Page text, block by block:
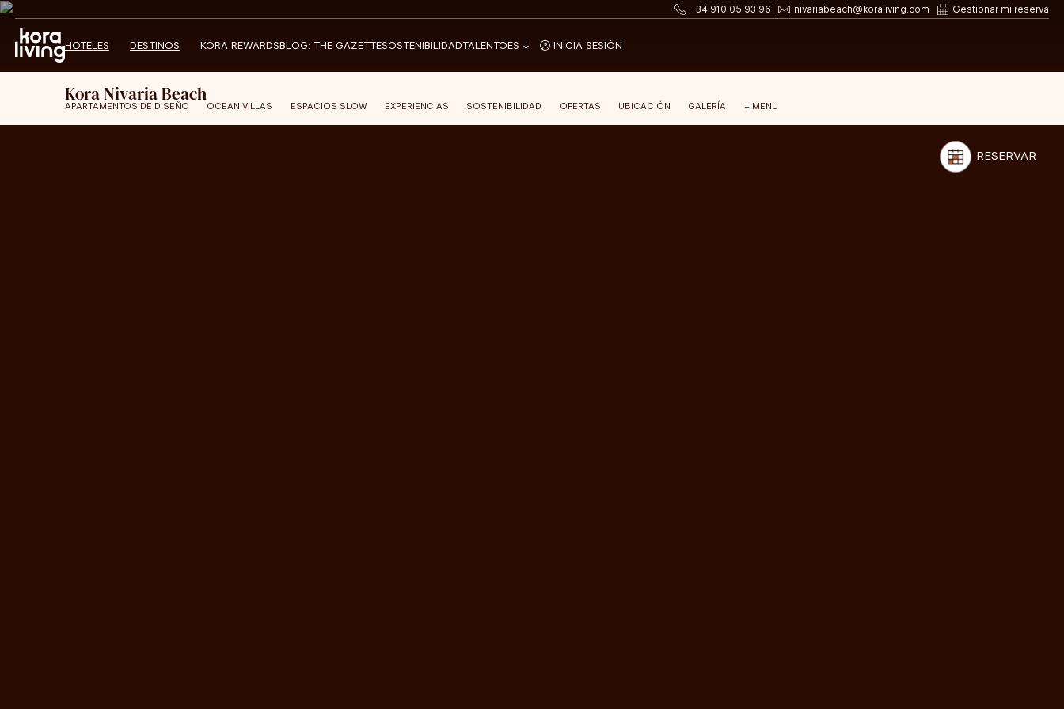
RESERVAR
+34 910 05 93 96 nivariabeach@koraliving.com Gestionar mi reserva
HOTELES DESTINOS KORA REWARDSBLOG: THE GAZETTESOSTENIBILIDADTALENTOES INICIA SESIÓN
Kora Nivaria Beach
APARTAMENTOS DE DISEÑO OCEAN VILLAS ESPACIOS SLOW EXPERIENCIAS SOSTENIBILIDAD OFERTAS UBICACIÓN GALERÍA + MENU